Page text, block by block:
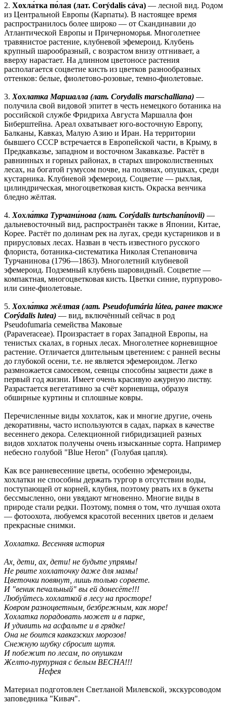
2. Хохла́тка по́лая (лат. Corýdalis cáva) — лесной вид. Родом
из Центральной Европы (Карпаты). В настоящее время
распространилось более широко — от Скандинавии до
Атлантической Европы и Причерноморья. Многолетнее
травянистое растение, клубневой эфемероид. Клубень
крупный шарообразный, с возрастом внизу отгнивает, а
вверху нарастает. На длинном цветоносе растения
располагается соцветие кисть из цветков разнообразных
оттенков: белые, фиолетово-розовые, темно-фиолетовые.
3. Хохлатка Маршалла (лат. Corydalis marschalliana) —
получила свой видовой эпитет в честь немецкого ботаника на
российской службе Фридриха Августа Маршалла фон
Биберштейна. Ареал охватывает юго-восточную Европу,
Балканы, Кавказ, Малую Азию и Иран. На территории
бывшего СССР встречается в Европейской части, в Крыму, в
Предкавказье, западном и восточном Закавказье. Растёт в
равнинных и горных районах, в старых широколиственных
лесах, на богатой гумусом почве, на полянах, опушках, среди
кустарника. Клубневой эфемероид. Соцветие — рыхлая,
цилиндрическая, многоцветковая кисть. Окраска венчика
бледно жёлтая.
4. Хохла́тка Турчани́нова (лат. Corýdalis turtschanínovii) —
дальневосточный вид, распространён также в Японии, Китае,
Корее. Растёт по долинам рек на лугах, среди кустарников и в
прирусловых лесах. Назван в честь известного русского
флориста, ботаника-систематика Николая Степановича
Турчанинова (1796—1863). Многолетний клубневой
эфемероид. Подземный клубень шаровидный. Соцветие —
компактная, многоцветковая кисть. Цветки синие, пурпурово-
или сине-фиолетовые.
5. Хохла́тка жёлтая (лат. Pseudofumária lútea, ранее также
Corýdalis lutea) — вид, включённый сейчас в род
Pseudofumaria семейства Маковые
(Papaveraceae). Произрастает в горах Западной Европы, на
тенистых скалах, в горных лесах. Многолетнее корневищное
растение. Отличается длительным цветением: с ранней весны
до глубокой осени, т.е. не является эфемероидом. Легко
размножается самосевом, сеянцы способны зацвести даже в
первый год жизни. Имеет очень красивую ажурную листву.
Разрастается вегетативно за счёт корневища, образуя
обширные куртины и сплошные ковры.
Перечисленные виды хохлаток, как и многие другие, очень
декоративны, часто используются в садах, парках в качестве
весеннего декора. Селекционной гибридизацией разных
видов хохлаток получены очень изысканные сорта. Например
небесно голубой "Blue Heron" (Голубая цапля).
Как все ранневесенние цветы, особенно эфемероиды,
хохлатки не способны держать тургор в отсутствии воды,
поступающей от корней, клубня, поэтому рвать их в букеты
бессмысленно, они увядают мгновенно. Многие виды в
природе стали редки. Поэтому, помня о том, что лучшая охота
— фотоохота, любуемся красотой весенних цветов и делаем
прекрасные снимки.
Хохлатка. Весенняя история
Ах, дети, ах, дети! не будьте упрямы!
Не рвите хохлаточку даже для мамы!
Цветочки повянут, лишь только сорвете.
И "веник печальный" вы ей донесёте!!!
Любуйтесь хохлаткой в лесу на просторе!
Ковром разноцветным, безбрежным, как море!
Хохлатка порадовать может и в парке,
И удивить на асфальте и в грядке!
Она не боится кавказских морозов!
Снежную шубку сбросит шутя.
И побежит по лесам, по опушкам
Желто-пурпурная с белым ВЕСНА!!!
Нефея
Материал подготовлен Светланой Милевской, экскурсоводом
заповедника "Кивач".